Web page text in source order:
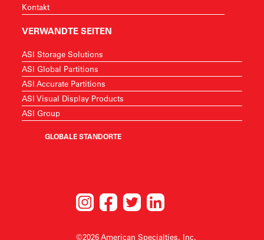
Kontakt
VERWANDTE SEITEN
ASI Storage Solutions
ASI Global Partitions
ASI Accurate Partitions
ASI Visual Display Products
ASI Group
GLOBALE STANDORTE
©2026 American Specialties, Inc.